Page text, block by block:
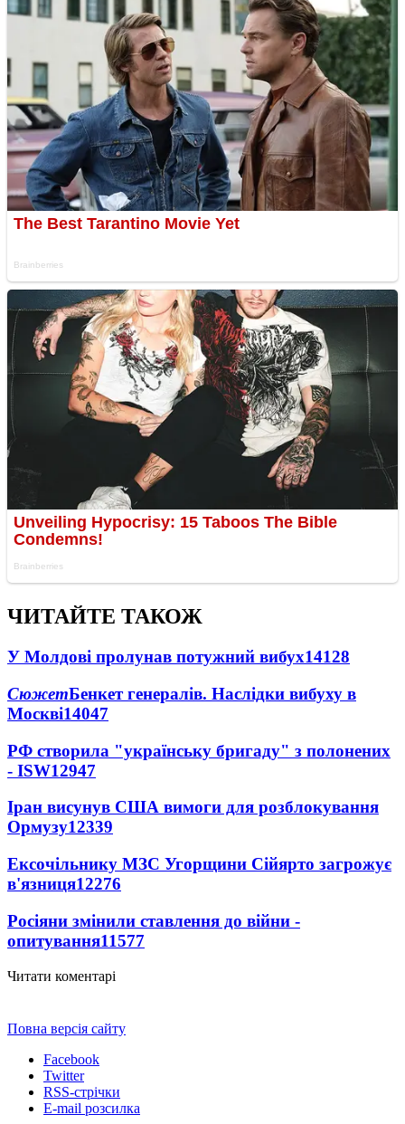
ЧИТАЙТЕ ТАКОЖ
У Молдові пролунав потужний вибух14128
СюжетБенкет генералів. Наслідки вибуху в
Москві14047
РФ створила "українську бригаду" з полонених
- ISW12947
Іран висунув США вимоги для розблокування
Ормузу12339
Ексочільнику МЗС Угорщини Сійярто загрожує
в'язниця12276
Росіяни змінили ставлення до війни -
опитування11577
Читати коментарі
Повна версія сайту
Facebook
Twitter
RSS-стрічки
E-mail розсилка